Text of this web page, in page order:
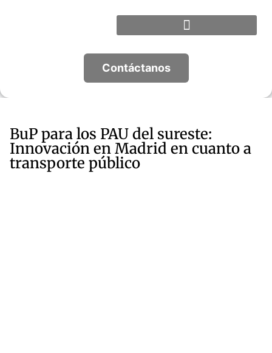
Contáctanos
BuP para los PAU del sureste:
Innovación en Madrid en cuanto a
transporte público